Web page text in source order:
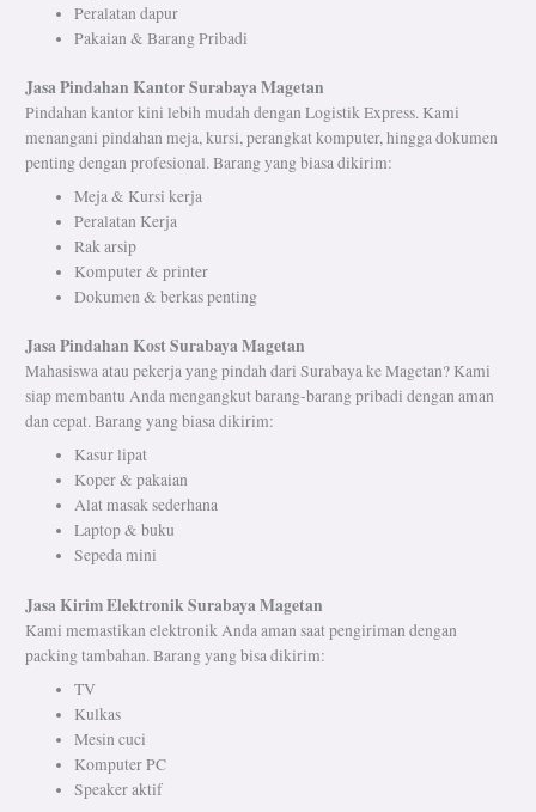
Peralatan dapur
Pakaian & Barang Pribadi
Jasa Pindahan Kantor Surabaya Magetan
Pindahan kantor kini lebih mudah dengan Logistik Express. Kami
menangani pindahan meja, kursi, perangkat komputer, hingga dokumen
penting dengan profesional. Barang yang biasa dikirim:
Meja & Kursi kerja
Peralatan Kerja
Rak arsip
Komputer & printer
Dokumen & berkas penting
Jasa Pindahan Kost Surabaya Magetan
Mahasiswa atau pekerja yang pindah dari Surabaya ke Magetan? Kami
siap membantu Anda mengangkut barang-barang pribadi dengan aman
dan cepat. Barang yang biasa dikirim:
Kasur lipat
Koper & pakaian
Alat masak sederhana
Laptop & buku
Sepeda mini
Jasa Kirim Elektronik Surabaya Magetan
Kami memastikan elektronik Anda aman saat pengiriman dengan
packing tambahan. Barang yang bisa dikirim:
TV
Kulkas
Mesin cuci
Komputer PC
Speaker aktif